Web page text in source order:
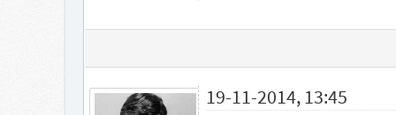
19-11-2014, 13:45